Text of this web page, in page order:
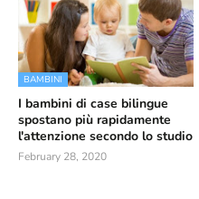
BAMBINI
I bambini di case bilingue
spostano più rapidamente
l'attenzione secondo lo studio
February 28, 2020